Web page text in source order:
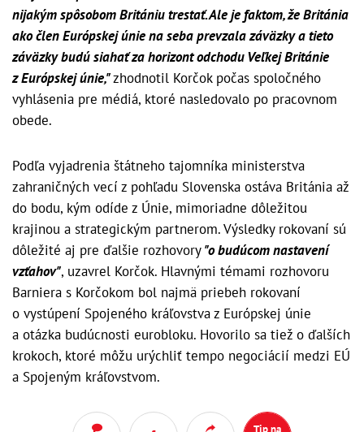
nijakým spôsobom Britániu trestať. Ale je faktom, že Británia
ako člen Európskej únie na seba prevzala záväzky a tieto
záväzky budú siahať za horizont odchodu Veľkej Británie
z Európskej únie,"zhodnotil Korčok počas spoločného
vyhlásenia pre médiá, ktoré nasledovalo po pracovnom
obede.
Podľa vyjadrenia štátneho tajomníka ministerstva
zahraničných vecí z pohľadu Slovenska ostáva Británia až
do bodu, kým odíde z Únie, mimoriadne dôležitou
krajinou a strategickým partnerom. Výsledky rokovaní sú
dôležité aj pre ďalšie rozhovory"o budúcom nastavení
vzťahov", uzavrel Korčok. Hlavnými témami rozhovoru
Barniera s Korčokom bol najmä priebeh rokovaní
o vystúpení Spojeného kráľovstva z Európskej únie
a otázka budúcnosti eurobloku. Hovorilo sa tiež o ďalších
krokoch, ktoré môžu urýchliť tempo negociácií medzi EÚ
a Spojeným kráľovstvom.
Tip na